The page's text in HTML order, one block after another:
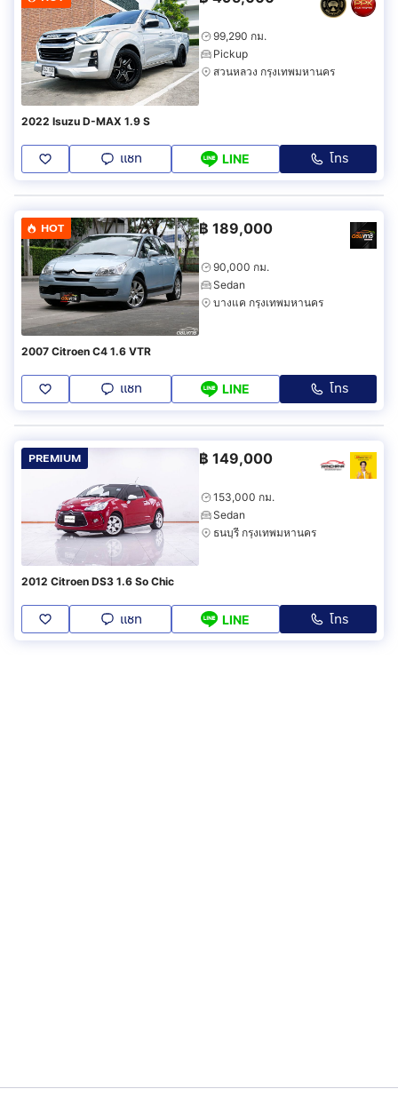
99,290 กม.
Pickup
สวนหลวง กรุงเทพมหานคร
2022 Isuzu D-MAX 1.9 S
แชท LINE โทร
HOT ฿ 189,000
90,000 กม.
Sedan
บางแค กรุงเทพมหานคร
2007 Citroen C4 1.6 VTR
แชท LINE โทร
PREMIUM ฿ 149,000
153,000 กม.
Sedan
ธนบุรี กรุงเทพมหานคร
2012 Citroen DS3 1.6 So Chic
แชท LINE โทร